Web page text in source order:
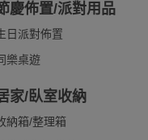
慶佈置/派對用品
日派對佈置
樂桌遊
家/臥室收納
納箱/整理箱